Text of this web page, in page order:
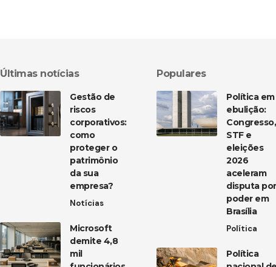
Últimas notícias
Gestão de
riscos
corporativos:
como
proteger o
patrimônio
da sua
empresa?
Notícias
Microsoft
demite 4,8
mil
Populares
Política em
ebulição:
Congresso,
STF e
eleições
2026
aceleram
disputa por
poder em
Brasília
Política
Política